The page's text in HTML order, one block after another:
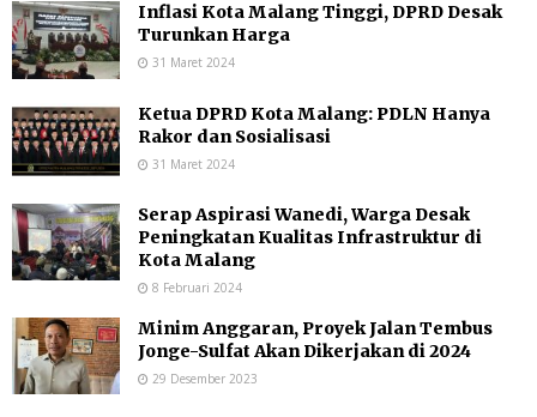
Inflasi Kota Malang Tinggi, DPRD Desak
Turunkan Harga
31 Maret 2024
Ketua DPRD Kota Malang: PDLN Hanya
Rakor dan Sosialisasi
31 Maret 2024
Serap Aspirasi Wanedi, Warga Desak
Peningkatan Kualitas Infrastruktur di
Kota Malang
8 Februari 2024
Minim Anggaran, Proyek Jalan Tembus
Jonge-Sulfat Akan Dikerjakan di 2024
29 Desember 2023